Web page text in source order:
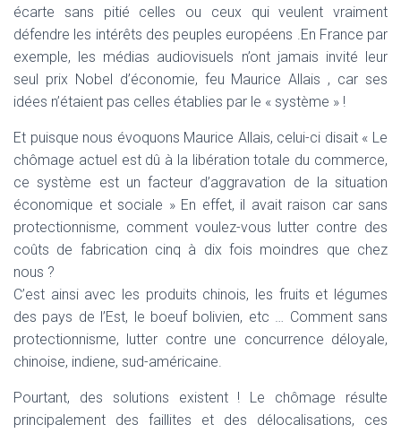
écarte sans pitié celles ou ceux qui veulent vraiment
défendre les intérêts des peuples européens .En France par
exemple, les médias audiovisuels n’ont jamais invité leur
seul prix Nobel d’économie, feu Maurice Allais , car ses
idées n’étaient pas celles établies par le « système » !
Et puisque nous évoquons Maurice Allais, celui-ci disait « Le
chômage actuel est dû à la libération totale du commerce,
ce système est un facteur d’aggravation de la situation
économique et sociale » En effet, il avait raison car sans
protectionnisme, comment voulez-vous lutter contre des
coûts de fabrication cinq à dix fois moindres que chez
nous ?
C’est ainsi avec les produits chinois, les fruits et légumes
des pays de l’Est, le boeuf bolivien, etc … Comment sans
protectionnisme, lutter contre une concurrence déloyale,
chinoise, indiene, sud-américaine.
Pourtant, des solutions existent ! Le chômage résulte
principalement des faillites et des délocalisations, ces